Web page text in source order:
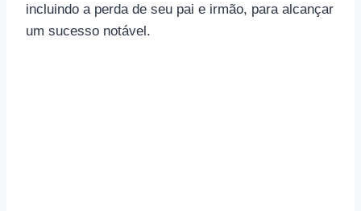
incluindo a perda de seu pai e irmão, para alcançar
um sucesso notável.